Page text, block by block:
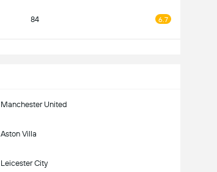
84 6.7
Manchester United
Aston Villa
Leicester City